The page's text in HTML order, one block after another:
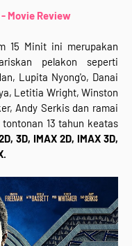
Movie Review
15 Minit ini merupakan
pelakon seperti
Lupita Nyong'o, Danai
Letitia Wright, Winston
Andy Serkis dan ramai
13 tahun keatas
3D, IMAX 2D, IMAX 3D,